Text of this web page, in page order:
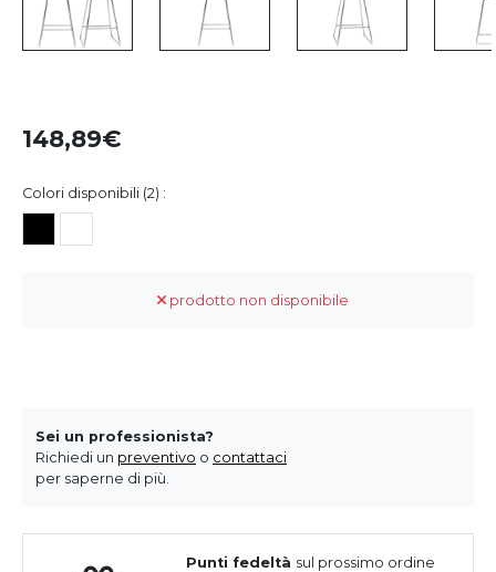
148,89
Colori disponibili (2) :
prodotto non disponibile
Sei un professionista?
Richiedi un preventivo o contattaci
per saperne di più.
Punti fedeltà sul prossimo ordine